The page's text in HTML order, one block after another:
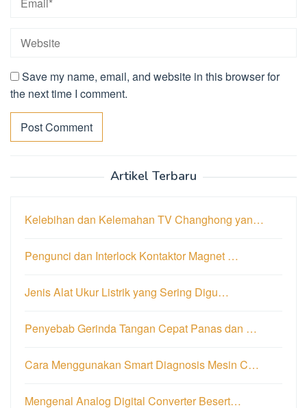
Save my name, email, and website in this browser for
the next time I comment.
Artikel Terbaru
Kelebihan dan Kelemahan TV Changhong yan…
Pengunci dan Interlock Kontaktor Magnet …
Jenis Alat Ukur Listrik yang Sering Digu…
Penyebab Gerinda Tangan Cepat Panas dan …
Cara Menggunakan Smart Diagnosis Mesin C…
Mengenal Analog Digital Converter Besert…